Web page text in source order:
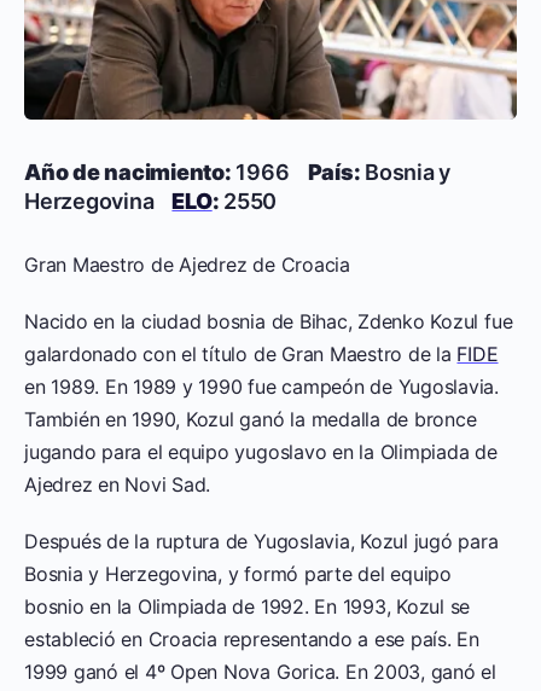
Año de nacimiento: 1966 País: Bosnia y
HerzegovinaELO: 2550
Gran Maestro de Ajedrez de Croacia
Nacido en la ciudad bosnia de Bihac, Zdenko Kozul fue
galardonado con el título de Gran Maestro de la FIDE
en 1989. En 1989 y 1990 fue campeón de Yugoslavia.
También en 1990, Kozul ganó la medalla de bronce
jugando para el equipo yugoslavo en la Olimpiada de
Ajedrez en Novi Sad.
Después de la ruptura de Yugoslavia, Kozul jugó para
Bosnia y Herzegovina, y formó parte del equipo
bosnio en la Olimpiada de 1992. En 1993, Kozul se
estableció en Croacia representando a ese país. En
1999 ganó el 4º Open Nova Gorica. En 2003, ganó el